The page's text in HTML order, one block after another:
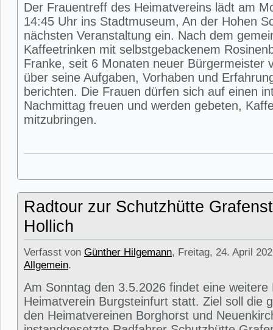
Der Frauentreff des Heimatvereins lädt am
14:45 Uhr ins Stadtmuseum, An der Hohen
nächsten Veranstaltung ein. Nach dem
Kaffeetrinken mit selbstgebackenem
Franke, seit 6 Monaten neuer Bürgermeister
über seine Aufgaben, Vorhaben und
berichten. Die Frauen dürfen sich auf einen
Nachmittag freuen und werden gebeten,
mitzubringen.
Radtour zur Schutzhütte
Hollich
Verfasst von Günther Hilgemann, Freitag, 24. April
Allgemein.
Am Sonntag den 3.5.2026 findet eine weitere
Heimatverein Burgsteinfurt statt. Ziel soll die
den Heimatvereinen Borghorst und